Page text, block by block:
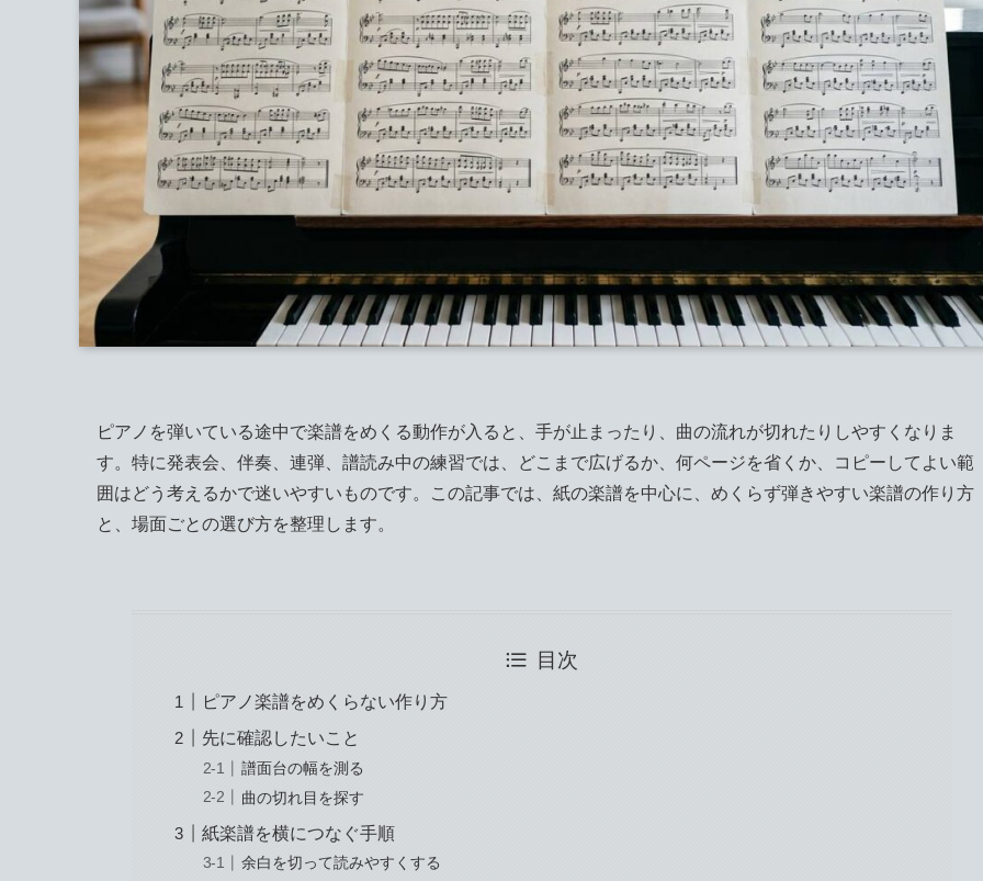
ピアノを弾いている途中で楽譜をめくる動作が入ると、手が止まったり、曲の流れが切れたりしやすくなりま
す。特に発表会、伴奏、連弾、譜読み中の練習では、どこまで広げるか、何ページを省くか、コピーしてよい範
囲はどう考えるかで迷いやすいものです。この記事では、紙の楽譜を中心に、めくらず弾きやすい楽譜の作り方
と、場面ごとの選び方を整理します。
目次
ピアノ楽譜をめくらない作り方
先に確認したいこと
譜面台の幅を測る
曲の切れ目を探す
紙楽譜を横につなぐ手順
余白を切って読みやすくする